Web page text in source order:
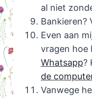
al niet
Bankieren?
Even aan
vragen hoe
Whatsapp?
de
Vanwege